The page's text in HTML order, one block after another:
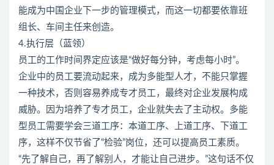
能成为中国企业下一步的管理模式，而这一切都要依靠班
组长、车间主任来创造。
4.执行层（蓝领）
员工的工作时间界定应该是“做好每分钟，考虑每小时”。
企业中的员工要流动起来，成为多能型人才，不能只掌握
一种技术，否则容易养成专才员工，最终对企业发展构成
威胁。因为培养了专才员工，企业就失去了主动权。多能
型员工需要学会三道工序：本道工序、上道工序、下道工
序，这样不仅节省了“检验”岗位，还可以提高员工素质。
“先了解自己，再了解别人，才能让自己进步。”这句话不仅